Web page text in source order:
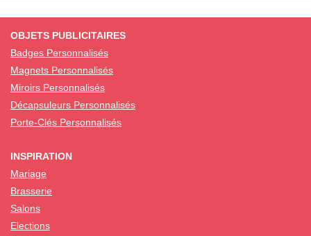
OBJETS PUBLICITAIRES
Badges Personnalisés
Magnets Personnalisés
Miroirs Personnalisés
Décapsuleurs Personnalisés
Porte-Clés Personnalisés
INSPIRATION
Mariage
Brasserie
Salons
Elections